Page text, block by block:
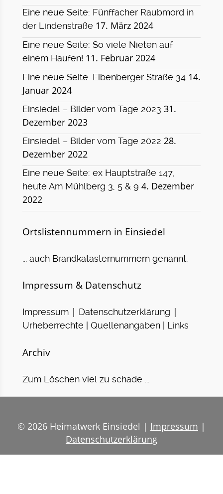
Eine neue Seite: Fünffacher Raubmord in
der Lindenstraße 17. März 2024
Eine neue Seite: So viele Nieten auf
einem Haufen! 11. Februar 2024
Eine neue Seite: Eibenberger Straße 34 14.
Januar 2024
Einsiedel – Bilder vom Tage 2023 31.
Dezember 2023
Einsiedel – Bilder vom Tage 2022 28.
Dezember 2022
Eine neue Seite: ex Hauptstraße 147,
heute Am Mühlberg 3, 5 & 9 4. Dezember
2022
Ortslistennummern in Einsiedel
... auch Brandkatasternummern genannt.
Impressum & Datenschutz
Impressum| Datenschutzerklärung |
Urheberrechte | Quellenangaben | Links
Archiv
Zum Löschen viel zu schade ...
© 2026 Heimatwerk Einsiedel | Impressum |
Datenschutzerklärung